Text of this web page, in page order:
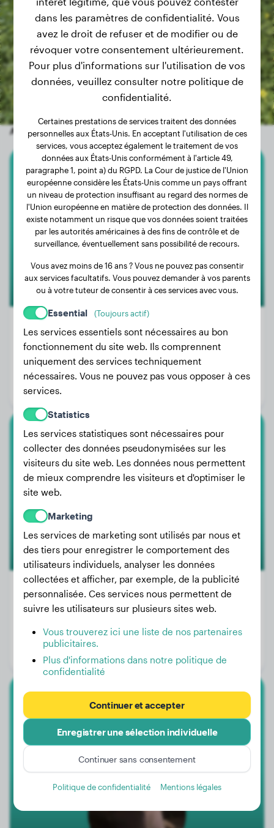
Autres chiens aléatoires
Spitz Nain
Nickolay
Poids:
Âge:
2 ans, 1 mois
Genre:
Jack Russell Terrier
Diva
Âge:
7 ans, 1 mois
Genre:
Femelle
Berger Blanc Suisse
Raysa
dans les paramètres de confidentialité. Vous
avez le droit de refuser et de modifier ou de
révoquer votre consentement ultérieurement.
Pour plus d'informations sur l'utilisation de vos
données, veuillez consulter notre politique de
confidentialité.
Certaines prestations de services traitent des données
personnelles aux États-Unis. En acceptant l'utilisation de ces
services, vous acceptez également le traitement de vos
données aux États-Unis conformément à l'article 49,
paragraphe 1, point a) du RGPD. La Cour de justice de l'Union
européenne considère les États-Unis comme un pays offrant
un niveau de protection insuffisant au regard des normes de
l'Union européenne en matière de protection des données. Il
existe notamment un risque que vos données soient traitées
par les autorités américaines à des fins de contrôle et de
surveillance, éventuellement sans possibilité de recours.
Vous avez moins de 16 ans ? Vous ne pouvez pas consentir
aux services facultatifs. Vous pouvez demander à vos parents
ou à votre tuteur de consentir à ces services avec vous.
Essential (Toujours actif)
Les services essentiels sont nécessaires au bon
fonctionnement du site web. Ils comprennent
uniquement des services techniquement
nécessaires. Vous ne pouvez pas vous opposer à ces
services.
Statistics
Les services statistiques sont nécessaires pour
collecter des données pseudonymisées sur les
visiteurs du site web. Les données nous permettent
de mieux comprendre les visiteurs et d'optimiser le
site web.
Marketing
Les services de marketing sont utilisés par nous et
des tiers pour enregistrer le comportement des
utilisateurs individuels, analyser les données
collectées et afficher, par exemple, de la publicité
personnalisée. Ces services nous permettent de
suivre les utilisateurs sur plusieurs sites web.
Vous trouverez ici une liste de nos partenaires
publicitaires.
Plus d'informations dans notre politique de
confidentialité
Continuer et accepter
Enregistrer une sélection individuelle
Continuer sans consentement
Politique de confidentialité Mentions légales